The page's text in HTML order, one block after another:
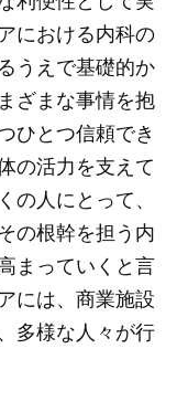
における内科の
うえで基礎的か
ざまな事情を抱
ひとつ信頼でき
の活力を支えて
の人にとって、
の根幹を担う内
まっていくと言
には、商業施設
多様な人々が行